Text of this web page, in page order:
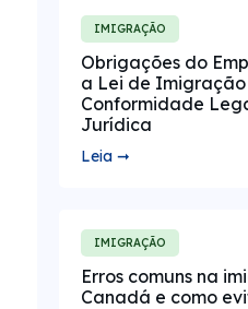
IMIGRAÇÃO
Obrigações do
a Lei de Imigração
Conformidade
Jurídica
Leia ➞
IMIGRAÇÃO
Erros comuns na
Canadá e como